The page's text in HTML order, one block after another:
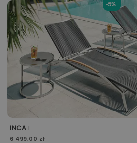
-5%
INCA L
6 499,00 zł